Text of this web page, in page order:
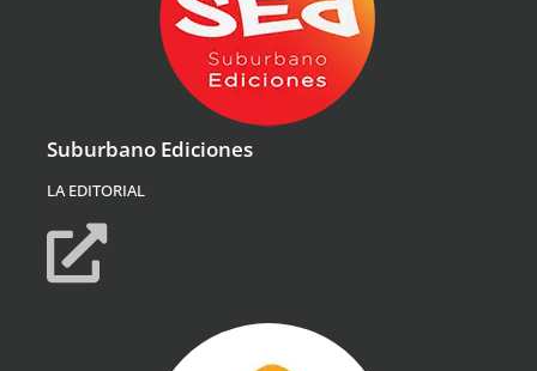
Suburbano Ediciones
LA EDITORIAL